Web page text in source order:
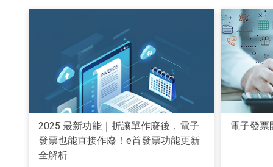
2025 最新功能｜折讓單作廢後，電子
發票也能直接作廢！e首發票功能更新
全解析
電子發票